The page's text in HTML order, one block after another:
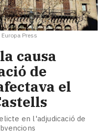
Europa Press
causa
de
el
en l'adjudicació de